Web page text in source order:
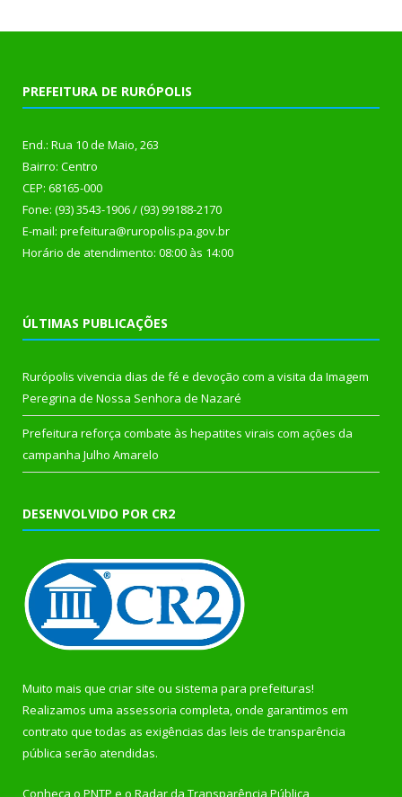
PREFEITURA DE RURÓPOLIS
End.: Rua 10 de Maio, 263
Bairro: Centro
CEP: 68165-000
Fone: (93) 3543-1906 / (93) 99188-2170
E-mail: prefeitura@ruropolis.pa.gov.br
Horário de atendimento: 08:00 às 14:00
ÚLTIMAS PUBLICAÇÕES
Rurópolis vivencia dias de fé e devoção com a visita da Imagem
Peregrina de Nossa Senhora de Nazaré
Prefeitura reforça combate às hepatites virais com ações da
campanha Julho Amarelo
DESENVOLVIDO POR CR2
Muito mais que criar site ou sistema para prefeituras!
Realizamos uma assessoria completa, onde garantimos em
contrato que todas as exigências das leis de transparência
pública serão atendidas.
Conheça o PNTP e o Radar da Transparência Pública